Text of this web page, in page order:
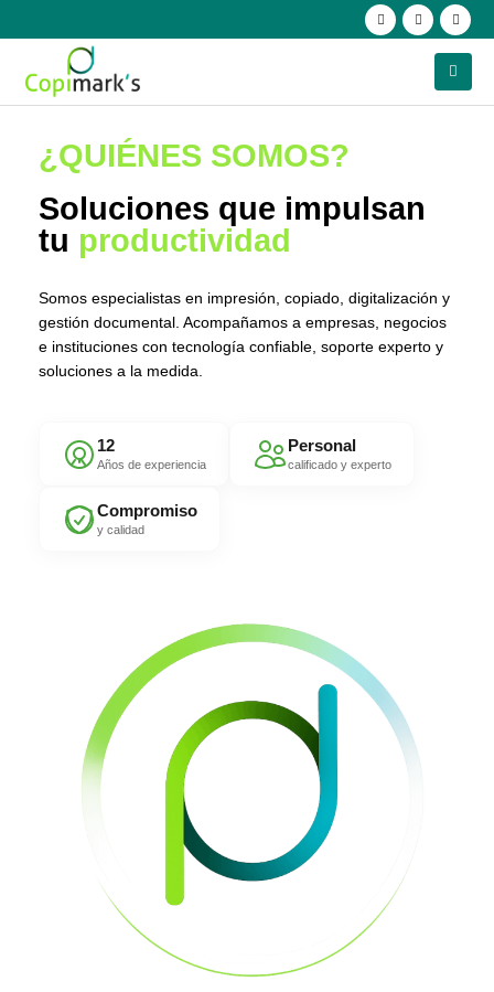
¿QUIÉNES SOMOS?
Soluciones que impulsan
tu productividad
Somos especialistas en impresión, copiado, digitalización y
gestión documental. Acompañamos a empresas, negocios
e instituciones con tecnología confiable, soporte experto y
soluciones a la medida.
12
Años de experiencia
Personal
calificado y experto
Compromiso
y calidad